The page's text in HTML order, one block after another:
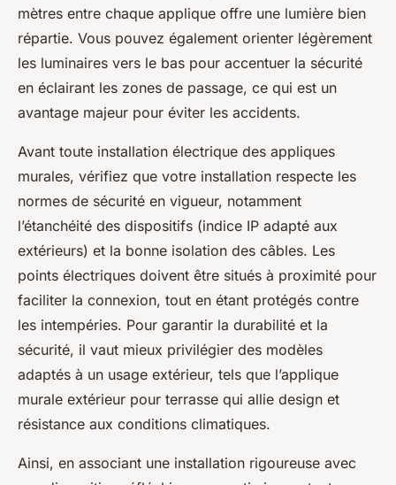
mètres entre chaque applique offre une lumière bien
répartie. Vous pouvez également orienter légèrement
les luminaires vers le bas pour accentuer la sécurité
en éclairant les zones de passage, ce qui est un
avantage majeur pour éviter les accidents.
Avant toute installation électrique des appliques
murales, vérifiez que votre installation respecte les
normes de sécurité en vigueur, notamment
l’étanchéité des dispositifs (indice IP adapté aux
extérieurs) et la bonne isolation des câbles. Les
points électriques doivent être situés à proximité pour
faciliter la connexion, tout en étant protégés contre
les intempéries. Pour garantir la durabilité et la
sécurité, il vaut mieux privilégier des modèles
adaptés à un usage extérieur, tels que l’applique
murale extérieur pour terrasse qui allie design et
résistance aux conditions climatiques.
Ainsi, en associant une installation rigoureuse avec